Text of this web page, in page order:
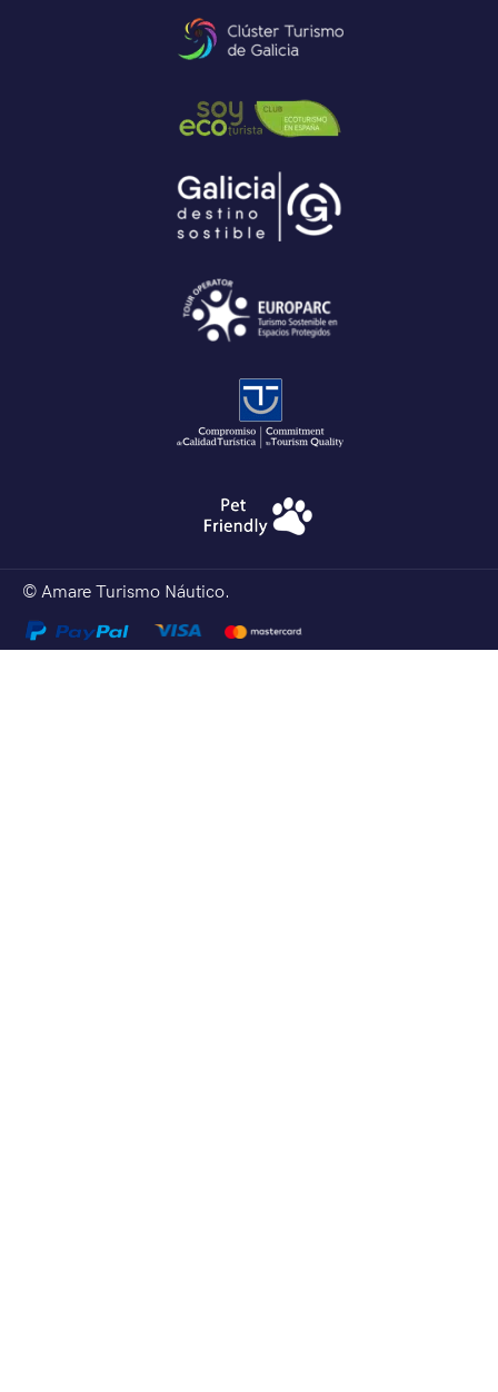
© Amare Turismo Náutico.